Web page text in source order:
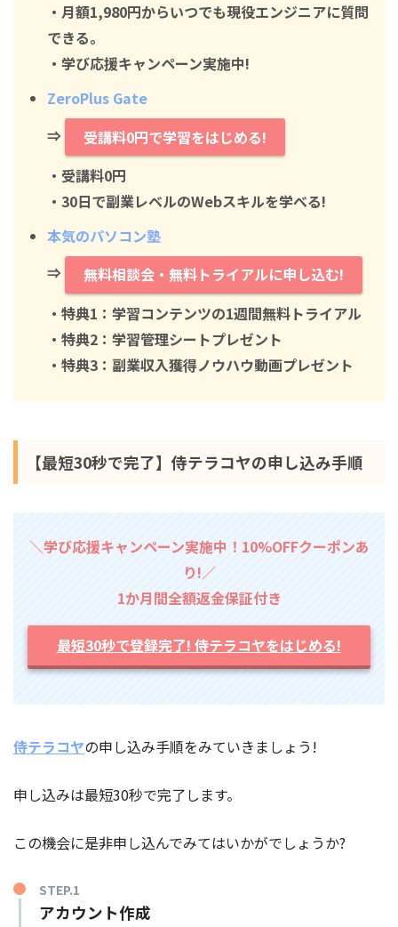
・月額1,980円からいつでも現役エンジニアに質問
できる。
・学び応援キャンペーン実施中!
ZeroPlus Gate
⇒
受講料0円で学習をはじめる!
・ 受講料0円
・30日で副業レベルのWebスキルを学べる!
本気のパソコン塾
⇒
無料相談会・無料トライアルに申し込む!
・特典1：学習コンテンツの1週間無料トライアル
・特典2：学習管理シートプレゼント
・特典3：副業収入獲得ノウハウ動画プレゼント
【最短30秒で完了】侍テラコヤの申し込み手順
＼学び応援キャンペーン実施中！10%OFFクーポンあ
り!／
1か月間全額返金保証付き
最短30秒で登録完了! 侍テラコヤをはじめる!
侍テラコヤの申し込み手順をみていきましょう!
申し込みは最短30秒で完了します。
この機会に是非申し込んでみてはいかがでしょうか?
STEP.1
アカウント作成